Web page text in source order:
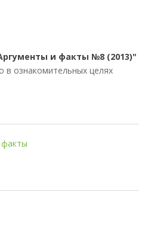
и факты №8 (2013)"
в ознакомительных целях